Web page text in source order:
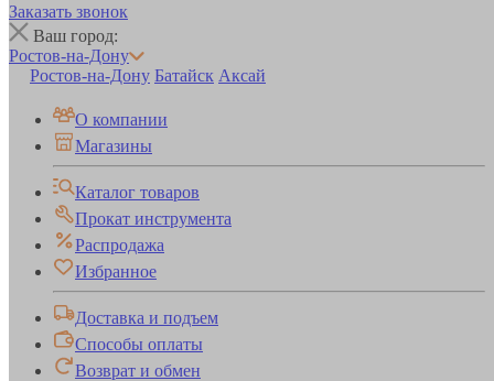
Заказать звонок
Ваш город:
Ростов-на-Дону
Ростов-на-Дону Батайск Аксай
О компании
Магазины
Каталог товаров
Прокат инструмента
Распродажа
Избранное
Доставка и подъем
Способы оплаты
Возврат и обмен